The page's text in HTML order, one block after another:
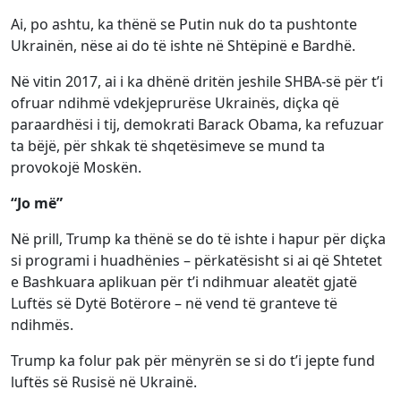
Ai, po ashtu, ka thënë se Putin nuk do ta pushtonte
Ukrainën, nëse ai do të ishte në Shtëpinë e Bardhë.
Në vitin 2017, ai i ka dhënë dritën jeshile SHBA-së për t’i
ofruar ndihmë vdekjeprurëse Ukrainës, diçka që
paraardhësi i tij, demokrati Barack Obama, ka refuzuar
ta bëjë, për shkak të shqetësimeve se mund ta
provokojë Moskën.
“Jo më”
Në prill, Trump ka thënë se do të ishte i hapur për diçka
si programi i huadhënies – përkatësisht si ai që Shtetet
e Bashkuara aplikuan për t’i ndihmuar aleatët gjatë
Luftës së Dytë Botërore – në vend të granteve të
ndihmës.
Trump ka folur pak për mënyrën se si do t’i jepte fund
luftës së Rusisë në Ukrainë.